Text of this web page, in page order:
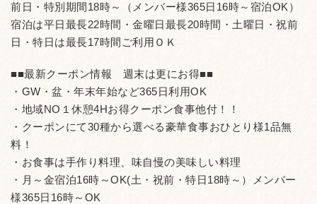
前日・特別期間18時～（メンバー様365日16時～宿泊OK）
宿泊は平日最長22時間・金曜日最長20時間・土曜日・祝前
日・特日は最長17時間ご利用ＯＫ
■■最新クーポン情報 週末は更にお得■■
・GW・盆・年末年始など365日利用OK
・地域NO１休憩4Hお得クーポン食事他付！！
・クーポンにて30種から選べる豪華食事おひとり様1品無
料！
・お食事は手作り料理、味自慢の美味しい料理
・月～金宿泊16時～OK(土・祝前・特日18時～）メンバー
様365日16時～OK